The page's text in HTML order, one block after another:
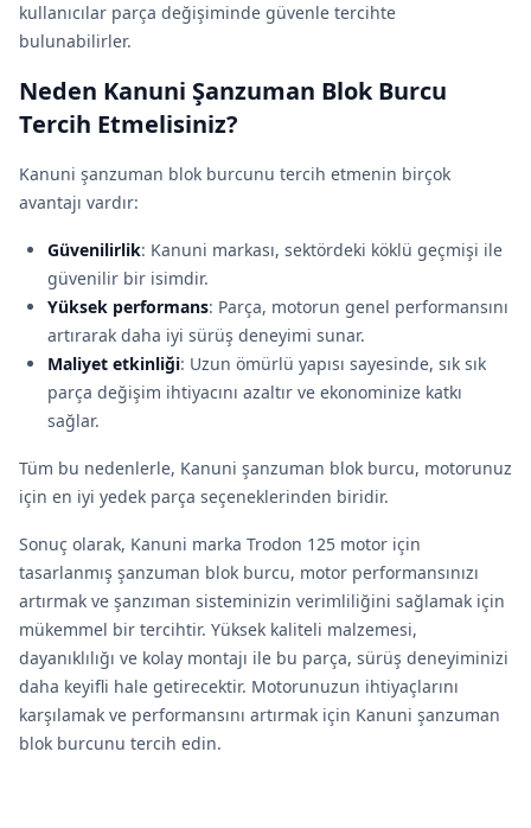
kullanıcılar parça değişiminde güvenle tercihte
bulunabilirler.
Neden Kanuni Şanzuman Blok Burcu
Tercih Etmelisiniz?
Kanuni şanzuman blok burcunu tercih etmenin birçok
avantajı vardır:
Güvenilirlik: Kanuni markası, sektördeki köklü geçmişi ile
güvenilir bir isimdir.
Yüksek performans: Parça, motorun genel performansını
artırarak daha iyi sürüş deneyimi sunar.
Maliyet etkinliği: Uzun ömürlü yapısı sayesinde, sık sık
parça değişim ihtiyacını azaltır ve ekonominize katkı
sağlar.
Tüm bu nedenlerle, Kanuni şanzuman blok burcu, motorunuz
için en iyi yedek parça seçeneklerinden biridir.
Sonuç olarak, Kanuni marka Trodon 125 motor için
tasarlanmış şanzuman blok burcu, motor performansınızı
artırmak ve şanzıman sisteminizin verimliliğini sağlamak için
mükemmel bir tercihtir. Yüksek kaliteli malzemesi,
dayanıklılığı ve kolay montajı ile bu parça, sürüş deneyiminizi
daha keyifli hale getirecektir. Motorunuzun ihtiyaçlarını
karşılamak ve performansını artırmak için Kanuni şanzuman
blok burcunu tercih edin.